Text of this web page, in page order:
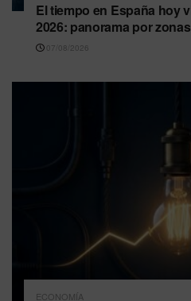
El tiempo en España hoy
2026: panorama por zonas
07/08/2026
ECONOMÍA